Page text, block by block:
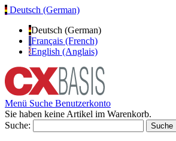
Deutsch (German)
Deutsch (German)
Français (French)
English (Anglais)
Menü Suche Benutzerkonto
Sie haben keine Artikel im Warenkorb.
Suche:
Suche